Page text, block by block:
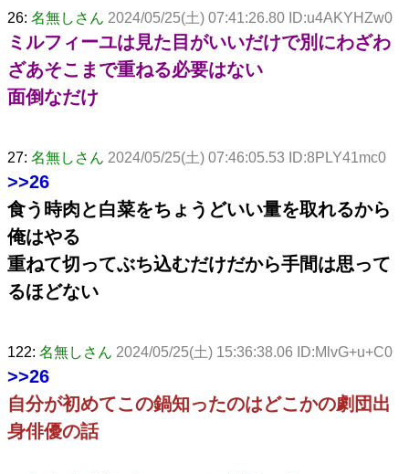
26: 名無しさん 2024/05/25(土) 07:41:26.80 ID:u4AKYHZw0
ミルフィーユは見た目がいいだけで別にわざわ
ざあそこまで重ねる必要はない
面倒なだけ
27: 名無しさん 2024/05/25(土) 07:46:05.53 ID:8PLY41mc0
>>26
食う時肉と白菜をちょうどいい量を取れるから
俺はやる
重ねて切ってぶち込むだけだから手間は思って
るほどない
122: 名無しさん 2024/05/25(土) 15:36:38.06 ID:MlvG+u+C0
>>26
自分が初めてこの鍋知ったのはどこかの劇団出
身俳優の話